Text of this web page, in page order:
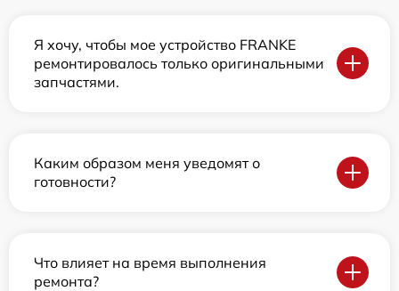
Я хочу, чтобы мое устройство FRANKE
ремонтировалось только оригинальными
запчастями.
Каким образом меня уведомят о
готовности?
Что влияет на время выполнения
ремонта?